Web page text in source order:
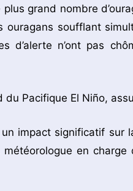
grand nombre
soufflant
d’alerte n’ont pas
Pacifique El Niño,
impact significatif sur
en